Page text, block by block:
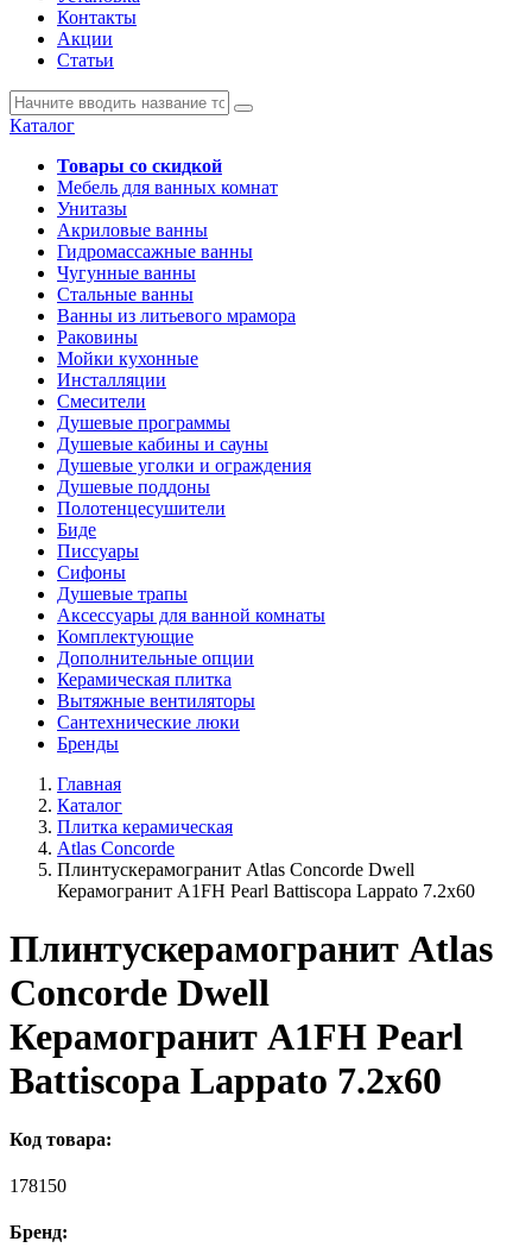
Контакты
Акции
Статьи
Каталог
Товары со скидкой
Мебель для ванных комнат
Унитазы
Акриловые ванны
Гидромассажные ванны
Чугунные ванны
Стальные ванны
Ванны из литьевого мрамора
Раковины
Мойки кухонные
Инсталляции
Смесители
Душевые программы
Душевые кабины и сауны
Душевые уголки и ограждения
Душевые поддоны
Полотенцесушители
Биде
Писсуары
Сифоны
Душевые трапы
Аксессуары для ванной комнаты
Комплектующие
Дополнительные опции
Керамическая плитка
Вытяжные вентиляторы
Сантехнические люки
Бренды
Главная
Каталог
Плитка керамическая
Atlas Concorde
Плинтускерамогранит Atlas Concorde Dwell
Керамогранит A1FH Pearl Battiscopa Lappato 7.2х60
Плинтускерамогранит Atlas
Concorde Dwell
Керамогранит A1FH Pearl
Battiscopa Lappato 7.2х60
Код товара:
178150
Бренд: